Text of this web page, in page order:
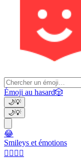
Émoji au hasard🎲
🌙💡
🌙💡
😂
Smileys et émotions
👩‍❤️‍💋‍👨